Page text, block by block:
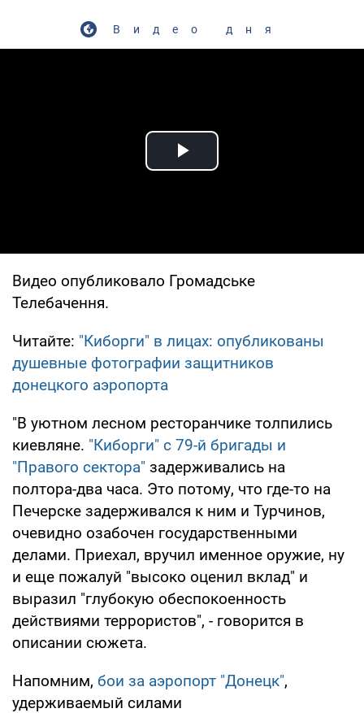
Видео дня
Play Video
Видео опубликовало Громадське
Телебачення.
Читайте: "Киборги" в лицах: опубликованы
душевные фотографии защитников
донецкого аэропорта
"В уютном лесном ресторанчике толпились
киевляне. "Киборги" с 79-й бригады и
"Правого сектора" задерживались на
полтора-два часа. Это потому, что где-то на
Печерске задерживался к ним и Турчинов,
очевидно озабочен государственными
делами. Приехал, вручил именное оружие, ну
и еще пожалуй "высоко оценил вклад" и
выразил "глубокую обеспокоенность
действиями террористов", - говорится в
описании сюжета.
Напомним, бои за аэропорт "Донецк",
удерживаемый силами